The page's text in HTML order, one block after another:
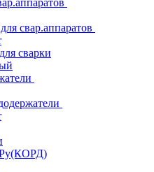
свар.аппаратов
сварки